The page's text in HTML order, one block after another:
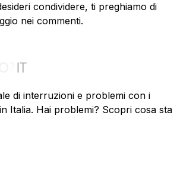
condividere, ti preghiamo di
nei commenti.
di interruzioni e problemi con i
Italia. Hai problemi? Scopri cosa sta